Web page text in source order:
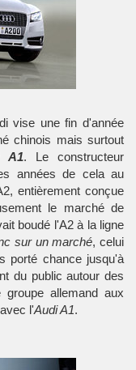
vise une fin d'année
chinois mais surtout
A1. Le constructeur
années de cela au
entièrement conçue
le marché de
boudé l'A2 à la ligne
sur un marché, celui
porté chance jusqu'à
du public autour des
allemand aux
l'Audi A1.